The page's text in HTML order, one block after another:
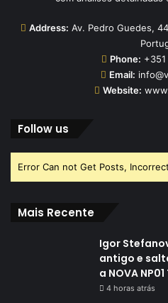
Address: Av. Pedro Guedes,
Phone:
Email:
Website:
Follow us
Error Can not Get Posts,
Mais Recente
Igor
antigo e
a NOVA
4 horas atrás